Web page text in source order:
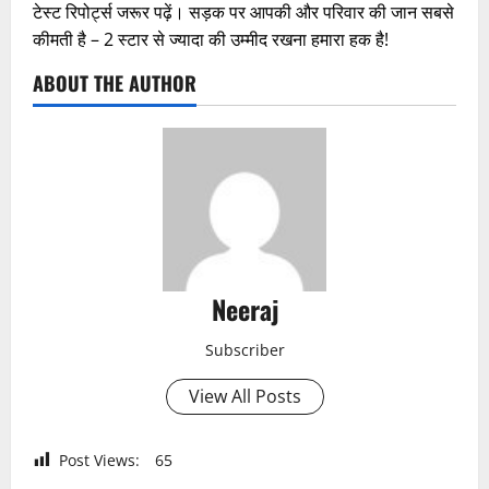
टेस्ट रिपोर्ट्स जरूर पढ़ें। सड़क पर आपकी और परिवार की जान सबसे
कीमती है – 2 स्टार से ज्यादा की उम्मीद रखना हमारा हक है!
ABOUT THE AUTHOR
Neeraj
Subscriber
View All Posts
Post Views: 65